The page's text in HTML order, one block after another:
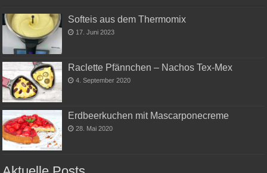
Softeis aus dem Thermomix
17. Juni 2023
Raclette Pfännchen – Nachos Tex-Mex
4. September 2020
Erdbeerkuchen mit Mascarponecreme
28. Mai 2020